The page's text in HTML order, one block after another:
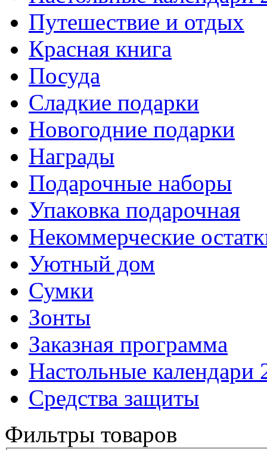
Путешествие и отдых
Красная книга
Посуда
Сладкие подарки
Новогодние подарки
Награды
Подарочные наборы
Упаковка подарочная
Некоммерческие
Уютный дом
Сумки
Зонты
Заказная программа
Настольные календари
Средства защиты
Фильтры товаров